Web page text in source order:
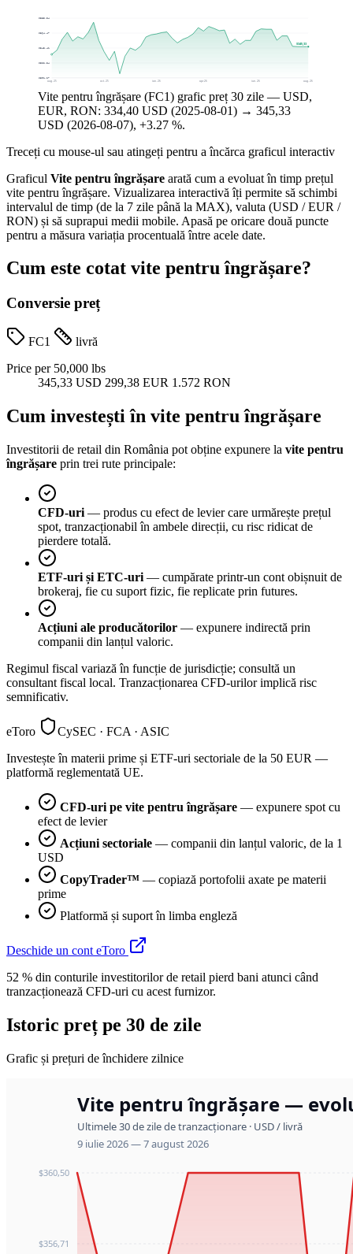
$301,27
$322,34
$343,41
$364,47
$385,54
aug. 25 oct. 25 ian. 26 apr. 26 iun. 26 aug. 26
$345,33
Vite pentru îngrășare (FC1) grafic preț 30 zile — USD,
EUR, RON: 334,40 USD (2025-08-01) → 345,33
USD (2026-08-07), +3.27 %.
Treceți cu mouse-ul sau atingeți pentru a încărca graficul interactiv
Graficul Vite pentru îngrășare arată cum a evoluat în timp prețul
vite pentru îngrășare. Vizualizarea interactivă îți permite să schimbi
intervalul de timp (de la 7 zile până la MAX), valuta (USD / EUR /
RON) și să suprapui medii mobile. Apasă pe oricare două puncte
pentru a măsura variația procentuală între acele date.
Cum este cotat vite pentru îngrășare?
Conversie preț
FC1
livră
Price per 50,000 lbs
345,33 USD 299,38 EUR 1.572 RON
Cum investești în vite pentru îngrășare
Investitorii de retail din România pot obține expunere la vite pentru
îngrășare prin trei rute principale:
CFD-uri — produs cu efect de levier care urmărește prețul
spot, tranzacționabil în ambele direcții, cu risc ridicat de
pierdere totală.
ETF-uri și ETC-uri — cumpărate printr-un cont obișnuit de
brokeraj, fie cu suport fizic, fie replicate prin futures.
Acțiuni ale producătorilor — expunere indirectă prin
companii din lanțul valoric.
Regimul fiscal variază în funcție de jurisdicție; consultă un
consultant fiscal local. Tranzacționarea CFD-urilor implică risc
semnificativ.
eToro
CySEC · FCA · ASIC
Investește în materii prime și ETF-uri sectoriale de la 50 EUR —
platformă reglementată UE.
CFD-uri pe vite pentru îngrășare — expunere spot cu
efect de levier
Acțiuni sectoriale — companii din lanțul valoric, de la 1
USD
CopyTrader™ — copiază portofolii axate pe materii
prime
Platformă și suport în limba engleză
Deschide un cont eToro
52 % din conturile investitorilor de retail pierd bani atunci când
tranzacționează CFD-uri cu acest furnizor.
Istoric preț pe 30 de zile
Grafic și prețuri de închidere zilnice